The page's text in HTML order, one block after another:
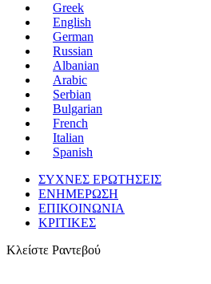
Greek
English
German
Russian
Albanian
Arabic
Serbian
Bulgarian
French
Italian
Spanish
ΣΥΧΝΕΣ ΕΡΩΤΗΣΕΙΣ
ΕΝΗΜΕΡΩΣΗ
ΕΠΙΚΟΙΝΩΝΙΑ
ΚΡΙΤΙΚΕΣ
Κλείστε Ραντεβού